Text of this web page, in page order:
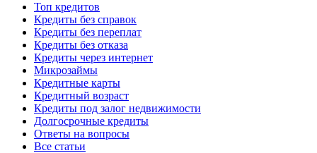
Топ кредитов
Кредиты без справок
Кредиты без переплат
Кредиты без отказа
Кредиты через интернет
Микрозаймы
Кредитные карты
Кредитный возраст
Кредиты под залог недвижимости
Долгосрочные кредиты
Ответы на вопросы
Все статьи